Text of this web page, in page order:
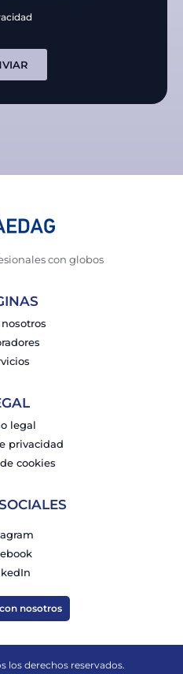
con globos
legal
privacidad
cookies
nosotros
los derechos reservados.